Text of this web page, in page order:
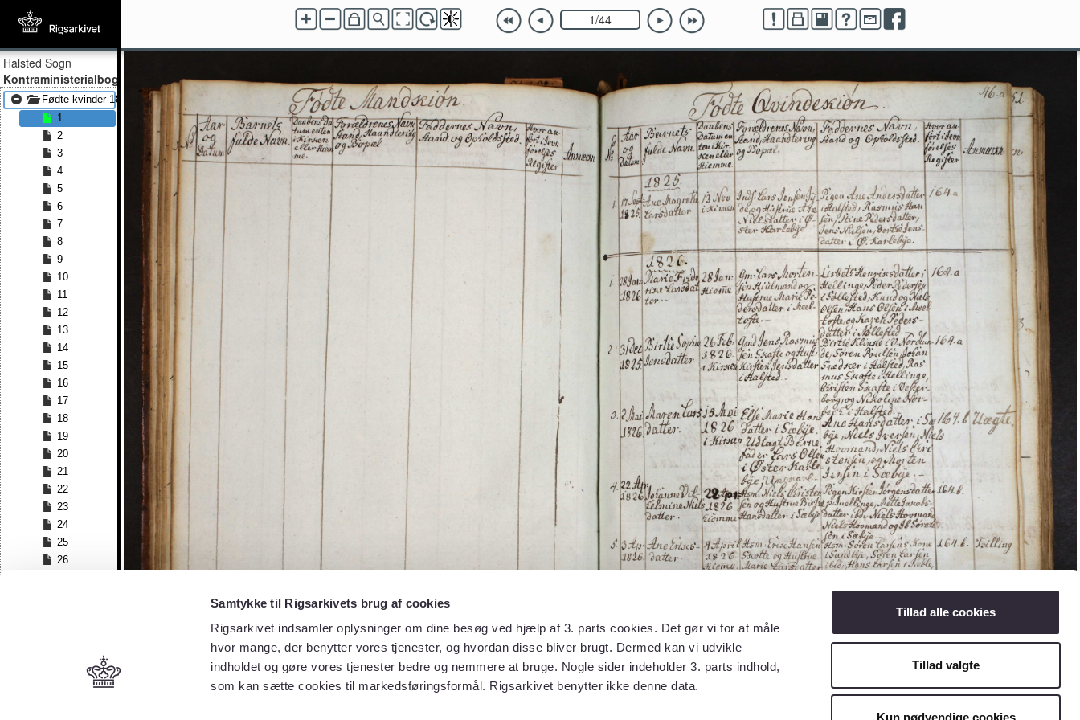
Samtykke til Rigsarkivets brug af cookies
Rigsarkivet indsamler oplysninger om dine besøg ved hjælp af 3. parts cookies. Det gør vi for at måle
hvor mange, der benytter vores tjenester, og hvordan disse bliver brugt. Dermed kan vi udvikle
indholdet og gøre vores tjenester bedre og nemmere at bruge. Nogle sider indeholder 3. parts indhold,
som kan sætte cookies til markedsføringsformål. Rigsarkivet benytter ikke denne data.
Tillad alle cookies
Tillad valgte
Kun nødvendige cookies
Halsted Sogn
Kontraministerialbog
Fødte kvinder 1825 - Fødte kvinder 1859
1
2
3
4
5
6
7
8
9
10
11
12
13
14
15
16
17
18
19
20
21
22
23
24
25
26